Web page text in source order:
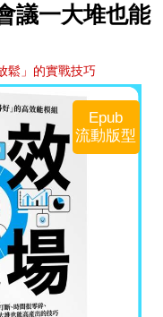
議一大堆也能
鬆」的實戰技巧
Epub
流動版型